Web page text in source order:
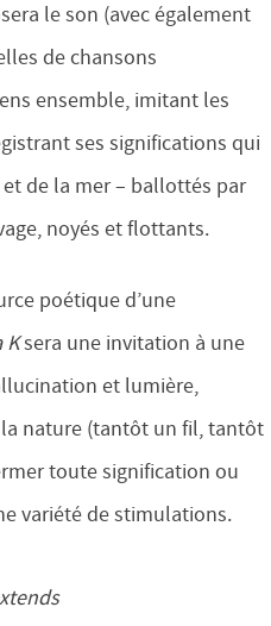
le son (avec également
de chansons
ensemble, imitant les
ses significations qui
de la mer – ballottés par
noyés et flottants.
poétique d’une
Ksera une invitation à une
et lumière,
nature (tantôt un fil, tantôt
toute signification ou
variété de stimulations.